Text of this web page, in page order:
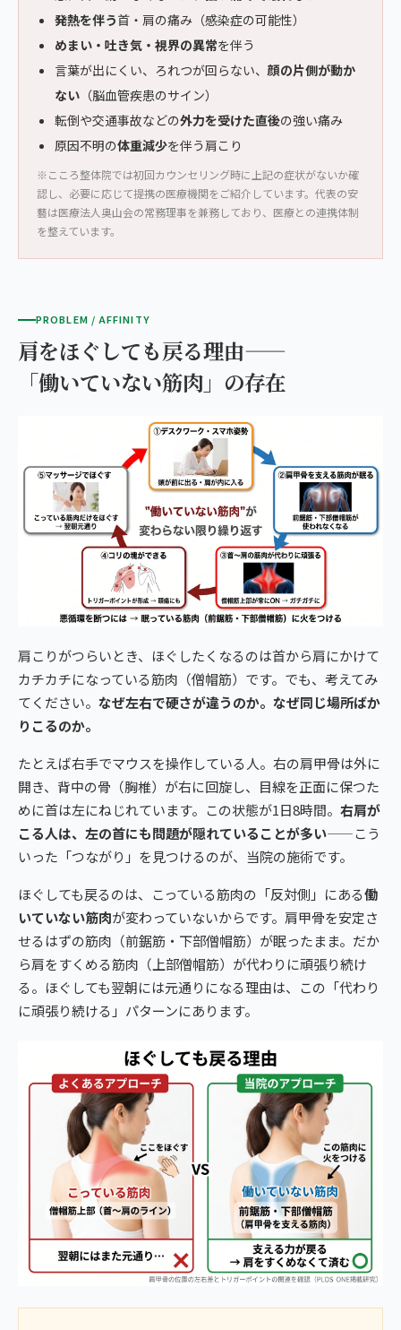
発熱を伴う首・肩の痛み（感染症の可能性）
めまい・吐き気・視界の異常を伴う
言葉が出にくい、ろれつが回らない、 顔の片側が動か
ない （脳血管疾患のサイン）
転倒や交通事故などの外力を受けた直後の強い痛み
原因不明の体重減少を伴う肩こり
※こころ整体院では初回カウンセリング時に上記の症状がないか確
認し、必要に応じて提携の医療機関をご紹介しています。代表の安
藝は医療法人奥山会の常務理事を兼務しており、医療との連携体制
を整えています。
PROBLEM / AFFINITY
肩をほぐしても戻る理由——
「働いていない筋肉」の存在
肩こりがつらいとき、ほぐしたくなるのは首から肩にかけて
カチカチになっている筋肉（僧帽筋）です。でも、考えてみ
てください。 なぜ左右で硬さが違うのか。なぜ同じ場所ばか
りこるのか。
たとえば右手でマウスを操作している人。右の肩甲骨は外に
開き、背中の骨（胸椎）が右に回旋し、目線を正面に保つた
めに首は左にねじれています。この状態が1日8時間。 右肩が
こる人は、左の首にも問題が隠れていることが多い——こう
いった「つながり」を見つけるのが、当院の施術です。
ほぐしても戻るのは、こっている筋肉の「反対側」にある働
いていない筋肉が変わっていないからです。肩甲骨を安定さ
せるはずの筋肉（前鋸筋・下部僧帽筋）が眠ったまま。だか
ら肩をすくめる筋肉（上部僧帽筋）が代わりに頑張り続け
る。ほぐしても翌朝には元通りになる理由は、この「代わり
に頑張り続ける」パターンにあります。